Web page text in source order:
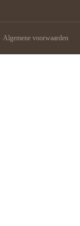
Algemene voorwaarden